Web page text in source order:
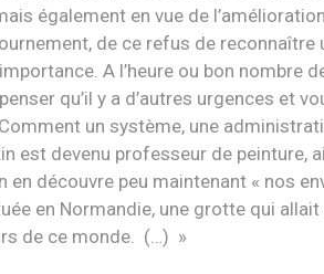
également en vue de
de ce refus de reconnaître
A l’heure ou bon
qu’il y a d’autres urgences et
un système, une
est devenu professeur de peinture,
en découvre peu maintenant « nos
en Normandie, une grotte qui
de ce monde. (…) »